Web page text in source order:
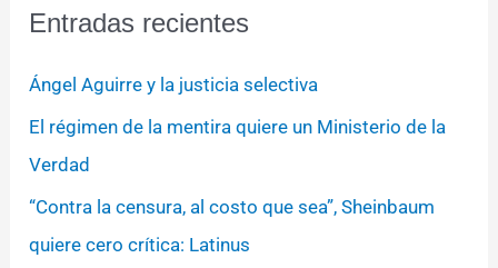
Entradas recientes
Ángel Aguirre y la justicia selectiva
El régimen de la mentira quiere un Ministerio de la
Verdad
“Contra la censura, al costo que sea”, Sheinbaum
quiere cero crítica: Latinus